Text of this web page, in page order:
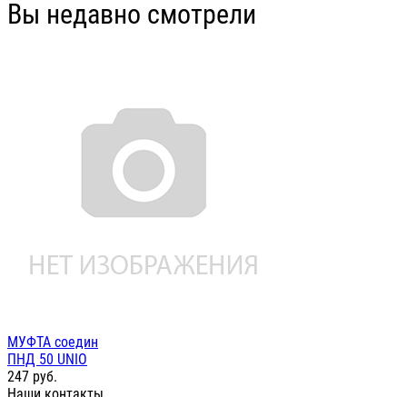
Вы недавно смотрели
МУФТА соедин
ПНД 50 UNIO
247 руб.